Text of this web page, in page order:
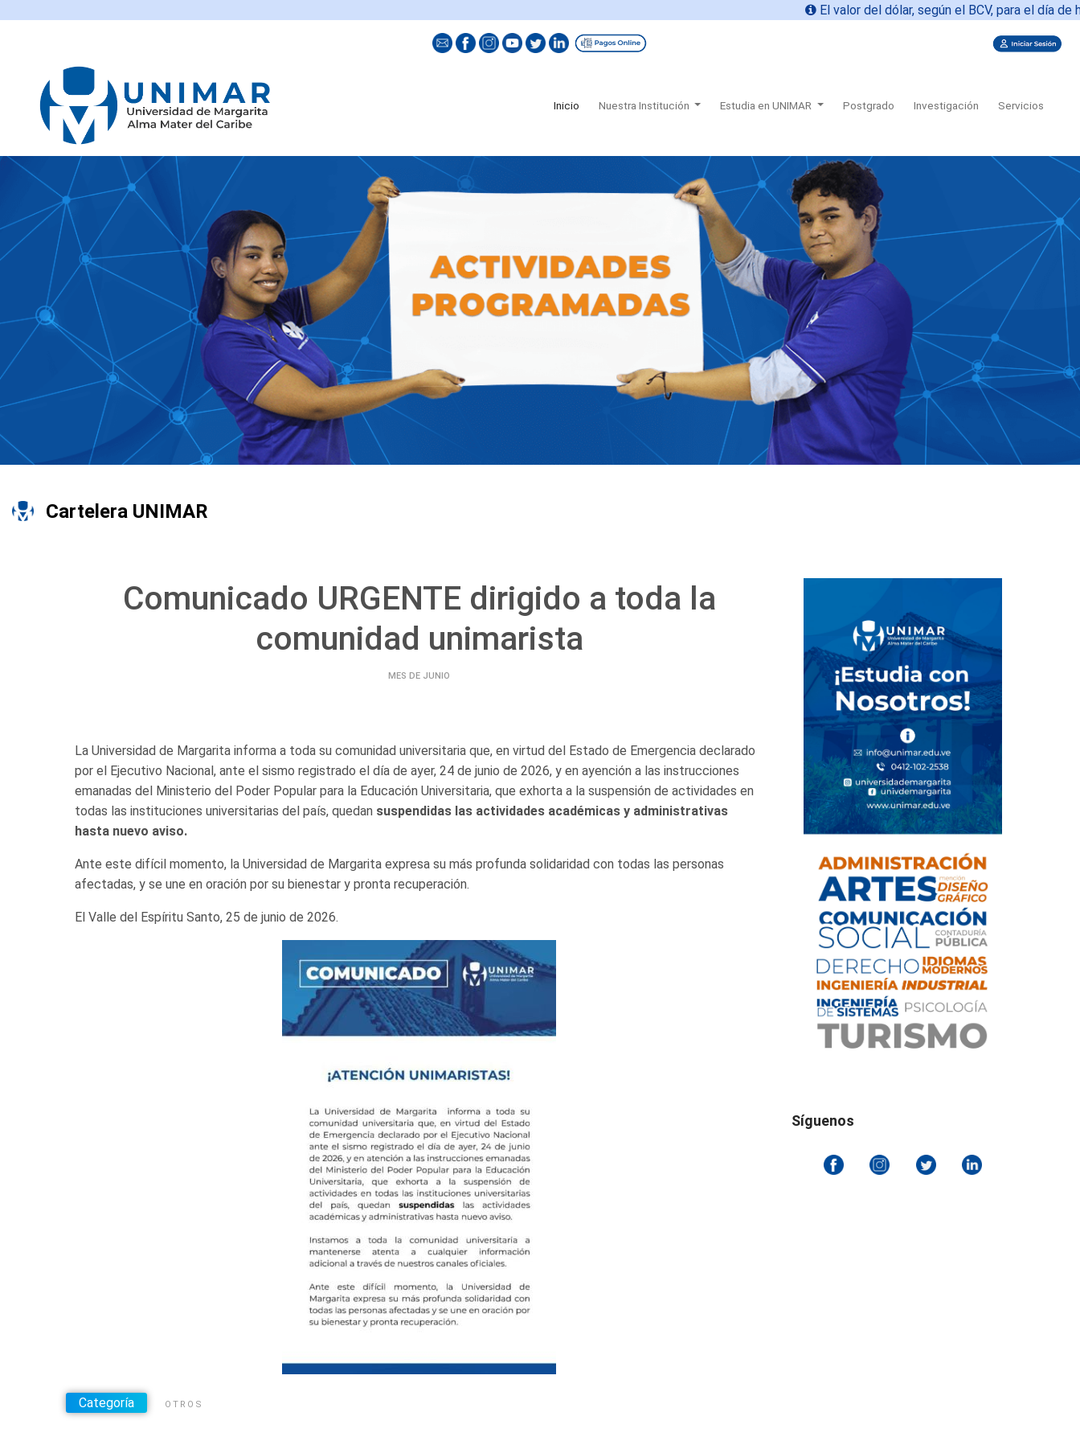
El valor del dólar, según el BCV, para el día de hoy
Inicio(current)Nuestra Institución Estudia en UNIMAR Postgrado Investigación Servicios
Cartelera UNIMAR
Comunicado URGENTE dirigido a toda la
comunidad unimarista
MES DE JUNIO
La Universidad de Margarita informa a toda su comunidad universitaria que, en virtud del Estado de Emergencia declarado
por el Ejecutivo Nacional, ante el sismo registrado el día de ayer, 24 de junio de 2026, y en ayención a las instrucciones
emanadas del Ministerio del Poder Popular para la Educación Universitaria, que exhorta a la suspensión de actividades en
todas las instituciones universitarias del país, quedan suspendidas las actividades académicas y administrativas
hasta nuevo aviso.
Ante este difícil momento, la Universidad de Margarita expresa su más profunda solidaridad con todas las personas
afectadas, y se une en oración por su bienestar y pronta recuperación.
El Valle del Espíritu Santo, 25 de junio de 2026.
Categoría OTROS
Síguenos